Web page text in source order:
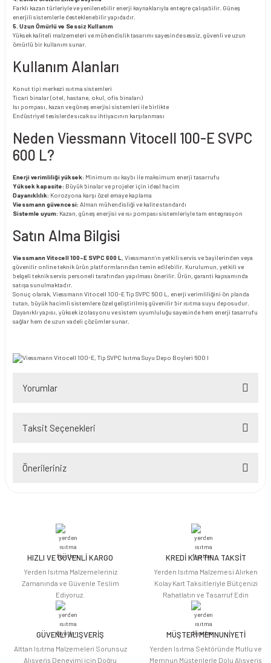
Farklı kazan türleriyle ve yenilenebilir enerji kaynaklarıyla entegre çalışabilir. Güneş
enerjili sistemlerle desteklenebilir yapıdadır.
5. Uzun Ömürlü ve Sessiz Kullanım
Yüksek kaliteli malzemeleri ve mühendislik tasarımı sayesinde sessiz, güvenli ve uzun
ömürlü bir kullanım sunar.
Kullanım Alanları
Konut tipi merkezi ısıtma sistemleri
Ticari binalar (otel, hastane, okul, ofis binaları)
Isı pompası, kazan ve güneş enerjisi sistemleri ile birlikte
Endüstriyel tesislerde sıcak su ihtiyacının karşılanması
Neden Viessmann Vitocell 100-E SVPC
600 L?
Enerji verimliliği yüksek: Minimum ısı kaybı ile maksimum enerji tasarrufu
Yüksek kapasite: Büyük binalar ve projeler için ideal hacim
Dayanıklılık: Korozyona karşı özel emaye kaplama
Viessmann güvencesi: Alman mühendisliği ve kalite standardı
Sistemle uyum: Kazan, güneş enerjisi ve ısı pompası sistemleriyle tam entegrasyon
Satın Alma Bilgisi
Viessmann Vitocell 100-E SVPC 600 L, Viessmann’ın yetkili servis ve bayilerinden veya
güvenilir online teknik ürün platformlarından temin edilebilir. Kurulumun, yetkili ve
belgeli teknik servis personeli tarafından yapılması önerilir. Ürün, garanti kapsamında
satışa sunulmaktadır.
Sonuç olarak, Viessmann Vitocell 100-E Tip SVPC 600 L, enerji verimliliğini ön planda
tutan, büyük hacimli sistemlere özel geliştirilmiş güvenilir bir ısıtma suyu deposudur.
Dayanıklı yapısı, yüksek izolasyonu ve sistem uyumluluğu sayesinde hem enerji tasarrufu
sağlar hem de uzun vadeli çözümler sunar.
Yorumlar
Taksit Seçenekleri
Önerileriniz
iletebilirsiniz.
Görüş ve önerileriniz için teşekkür ederiz.
Ürün açıklamasında eksik bilgiler bulunuyor.
Ürün bilgilerinde hatalar bulunuyor.
Ürün fiyatı diğer sitelerden daha pahalı.
Bu ürüne benzer farklı alternatifler olmalı.
HIZLI VE GÜVENLİ KARGO
Yerden Isıtma Malzemeleriniz
Zamanında ve Güvenle Teslim
Ediyoruz.
KREDİ KARTINA TAKSİT
Yerden Isıtma Malzemesi Alırken
Kolay Kart Taksitleriyle Bütçenizi
Rahatlatın ve Tasarruf Edin
GÜVENLİ ALIŞVERİŞ
Alttan Isıtma Malzemeleri Sorunsuz
Alışveriş Deneyimi için Doğru
MÜŞTERİ MEMNUNİYETİ
Yerden Isıtma Sektöründe Mutlu ve
Memnun Müşterilerle Dolu Alışveriş